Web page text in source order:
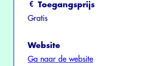
Toegangsprijs
Gratis
Website
Ga naar de website